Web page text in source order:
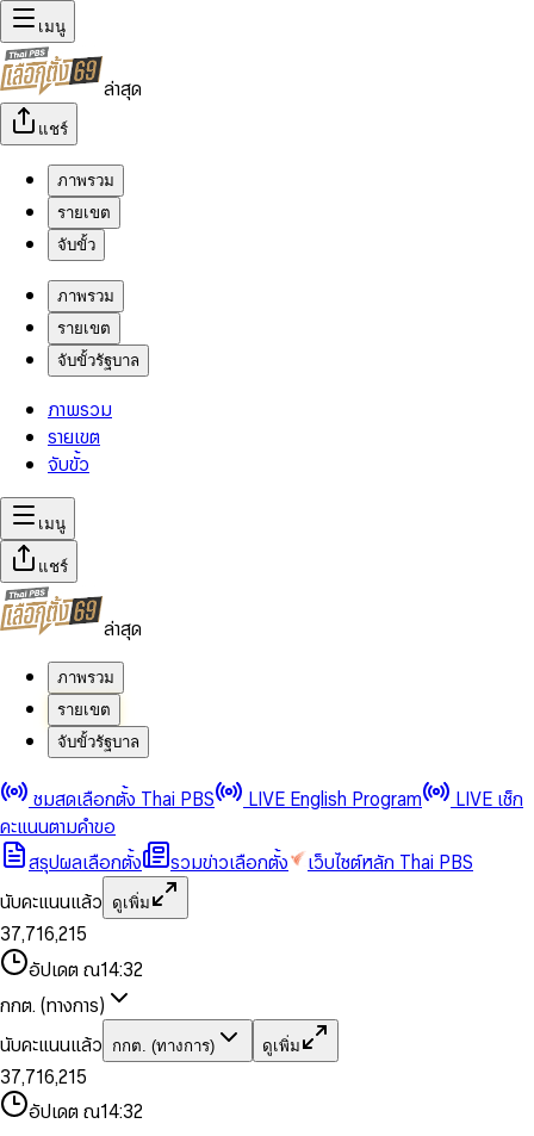
เมนู
ล่าสุด
แชร์
ภาพรวม
รายเขต
จับขั้ว
ภาพรวม
รายเขต
จับขั้วรัฐบาล
ภาพรวม
รายเขต
จับขั้ว
เมนู
แชร์
ล่าสุด
ภาพรวม
รายเขต
จับขั้วรัฐบาล
ชมสดเลือกตั้ง Thai PBS LIVE English Program
LIVE เช็ก
คะแนนตามคำขอ
สรุปผลเลือกตั้ง
รวมข่าวเลือกตั้ง
เว็บไซต์หลัก Thai PBS
นับคะแนนแล้ว
ดูเพิ่ม
0
1
2
3
4
5
6
8
9
0
1
2
3
4
5
6
7
8
9
,
0
1
2
4
6
7
8
9
0
1
2
3
4
5
6
7
8
9
0
1
3
5
6
7
8
9
,
1
2
4
5
7
8
9
0
1
3
4
6
7
8
9
0
2
3
4
5
7
8
อัปเดต ณ14:32
กกต. (ทางการ)
นับคะแนนแล้ว
กกต. (ทางการ) ดูเพิ่ม
0
1
2
3
4
5
0
1
2
4
5
6
7
8
9
,
0
1
2
4
6
7
8
9
0
1
2
3
0
1
3
5
6
7
8
,
1
2
4
0
1
3
0
2
3
4
5
7
อัปเดต ณ14:32